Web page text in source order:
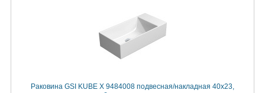
Раковина GSI KUBE X 9484008 подвесная/накладная 40x23,